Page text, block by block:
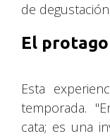
de
El
Esta
temporada.
cata; es una